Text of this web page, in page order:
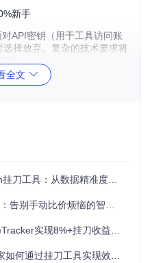
新手
API密钥（用于工具访问账
择放弃。复杂的技术要求将
机
SteamTool
第三方
挂刀助
手
6.5% 5.8%
全文
数据精准度到交易效率的全方位测评
动比价烦恼的智能解决方案
8%+挂刀收益？全方位实战指南
通过挂刀工具实现效率提升